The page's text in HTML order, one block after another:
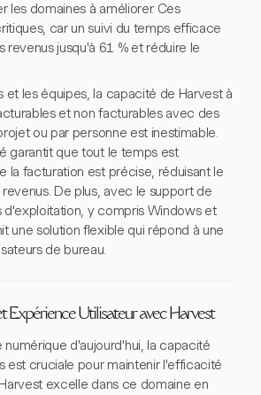
les domaines à améliorer. Ces
car un suivi du temps efficace
revenus jusqu'à 61 % et réduire le
et les équipes, la capacité de Harvest à
et non facturables avec des
ou par personne est inestimable.
garantit que tout le temps est
la facturation est précise, réduisant le
De plus, avec le support de
d'exploitation, y compris Windows et
une solution flexible qui répond à une
de bureau.
Expérience Utilisateur avec Harvest
d'aujourd'hui, la capacité
est cruciale pour maintenir l'efficacité
excelle dans ce domaine en